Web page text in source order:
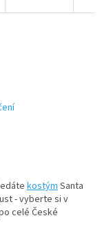
kostýmSanta
- vyberte si v
celé České